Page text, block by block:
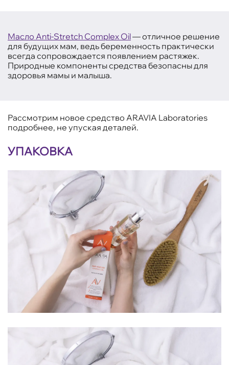
Масло Anti-Stretch Complex Oil— отличное решение
для будущих мам, ведь беременность практически
всегда сопровождается появлением растяжек.
Природные компоненты средства безопасны для
здоровья мамы и малыша.
Рассмотрим новое средство ARAVIA Laboratories
подробнее, не упуская деталей.
УПАКОВКА